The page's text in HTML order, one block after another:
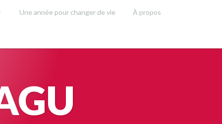
Une année pour changer de vie À propos